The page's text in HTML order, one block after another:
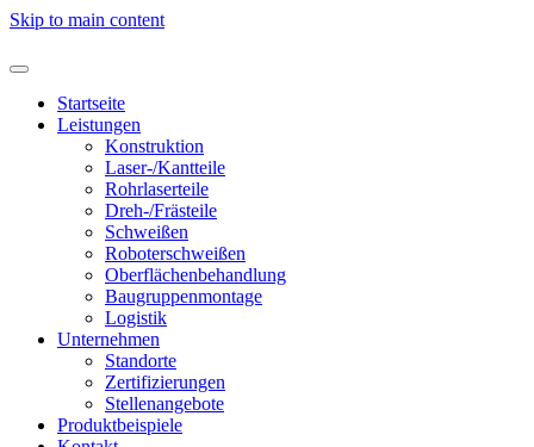
Skip to main content
Startseite
Leistungen
Konstruktion
Laser-/Kantteile
Rohrlaserteile
Dreh-/Frästeile
Schweißen
Roboterschweißen
Oberflächenbehandlung
Baugruppenmontage
Logistik
Unternehmen
Standorte
Zertifizierungen
Stellenangebote
Produktbeispiele